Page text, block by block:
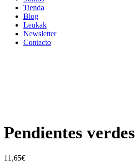
Tienda
Blog
Leukak
Newsletter
Contacto
Pendientes verdes
11,65€